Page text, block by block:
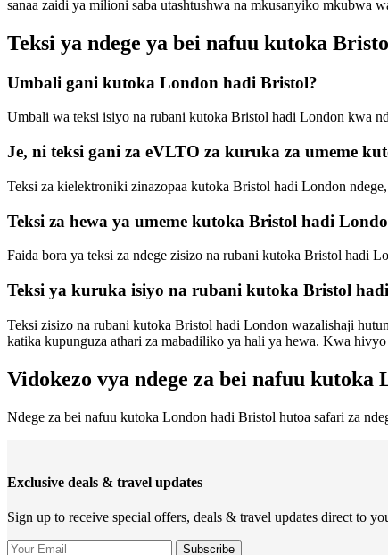
sanaa zaidi ya milioni saba utashtushwa na mkusanyiko mkubwa
Teksi ya ndege ya bei nafuu kutoka
Umbali gani kutoka London hadi Bristol?
Umbali wa teksi isiyo na rubani kutoka Bristol hadi London kwa
Je, ni teksi gani za eVLTO za kuruka za umeme
Teksi za kielektroniki zinazopaa kutoka Bristol hadi London
Teksi za hewa ya umeme kutoka Bristol hadi
Faida bora ya teksi za ndege zisizo na rubani kutoka Bristol hadi
Teksi ya kuruka isiyo na rubani kutoka Bristol
Teksi zisizo na rubani kutoka Bristol hadi London wazalishaji
katika kupunguza athari za mabadiliko ya hali ya hewa. Kwa
Vidokezo vya ndege za bei nafuu kutoka
Ndege za bei nafuu kutoka London hadi Bristol hutoa safari za
Exclusive deals & travel updates
Sign up to receive special offers, deals & travel updates direct to